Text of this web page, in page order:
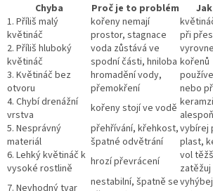
Chyba Proč je to problém
1. Příliš malý
květináč
kořeny nemají
prostor, stagnace
při
2. Příliš hluboký
květináč
voda zůstává ve
spodní části, hniloba kořenů
3. Květináč bez
otvoru
hromadění vody,
přemokření
nebo
4. Chybí drenážní
vrstva
kořeny stojí ve vodě
5. Nesprávný
materiál
přehřívání, křehkost,
špatné odvětrání
vybírej
plast,
6. Lehký květináč k
vysoké rostlině
hrozí převrácení
vol
7. Nevhodný tvar
nestabilní, špatně se